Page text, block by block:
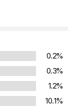
도를 휘젓고 다
고, 신기한 힘으로
천하무적의 기운
백성의 소망을 대
0.2%
0.3%
1.2%
10.1%